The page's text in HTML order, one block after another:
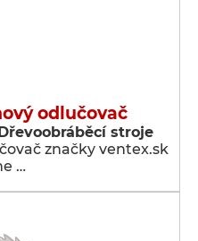
odlučovač
stroje
značky ventex.sk
…